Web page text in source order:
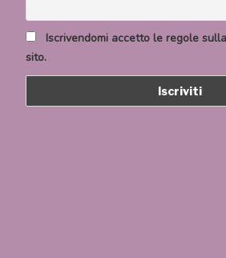
Iscrivendomi accetto le regole
sito.